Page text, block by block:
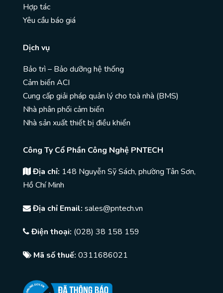
Hợp tác
Yêu cầu báo giá
Dịch vụ
Bảo trì – Bảo dưỡng hệ thống
Cảm biến ACI
Cung cấp giải pháp quản lý cho toà nhà (BMS)
Nhà phân phối cảm biến
Nhà sản xuất thiết bị điều khiển
Công Ty Cổ Phần Công Nghệ PNTECH
Địa chỉ: 148 Nguyễn Sỹ Sách, phường Tân Sơn,
Hồ Chí Minh
Địa chỉ Email: sales@pntech.vn
Điện thoại: (028) 38 158 159
Mã số thuế: 0311686021